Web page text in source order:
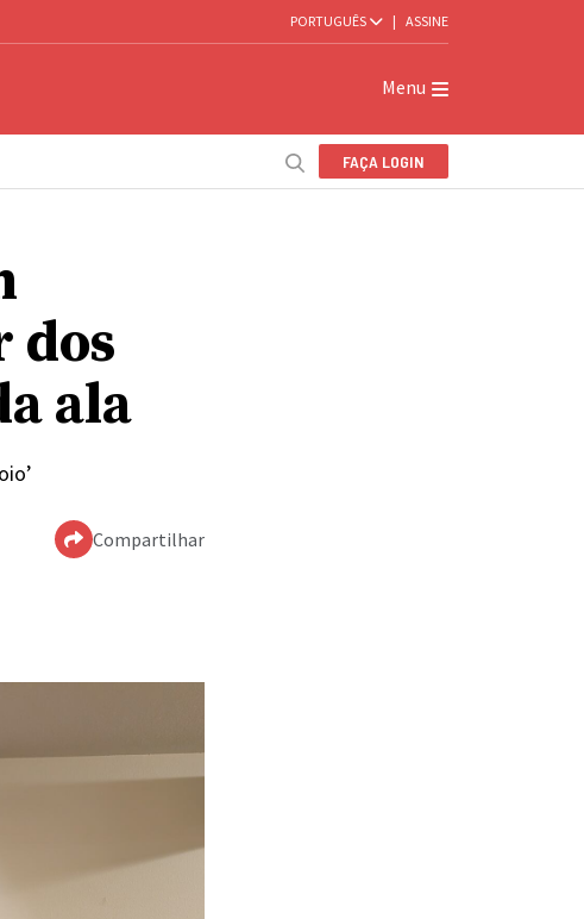
PORTUGUÊS | ASSINE
Menu
FAÇA LOGIN
dos
ala
Compartilhar